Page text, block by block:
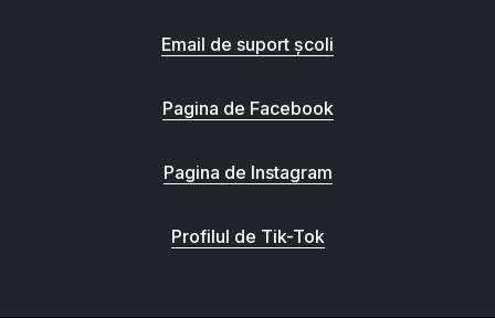
Email de suport școli
Pagina de Facebook
Pagina de Instagram
Profilul de Tik-Tok